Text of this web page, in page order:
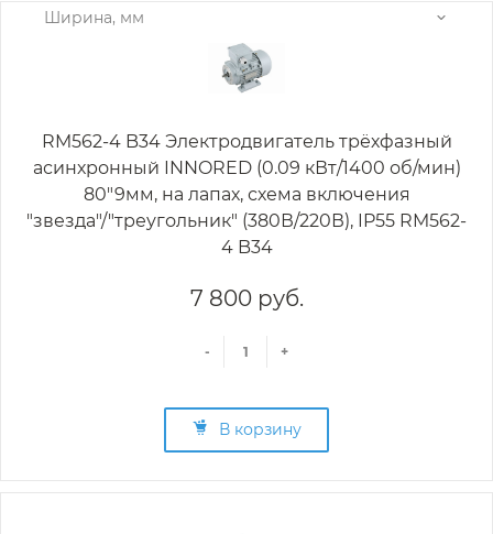
Ширина, мм
RM562-4 B34 Электродвигатель трёхфазный
асинхронный INNORED (0.09 кВт/1400 об/мин)
80"9мм, на лапах, схема включения
"звезда"/"треугольник" (380В/220В), IP55 RM562-
4 B34
7 800 руб.
- +
В корзину